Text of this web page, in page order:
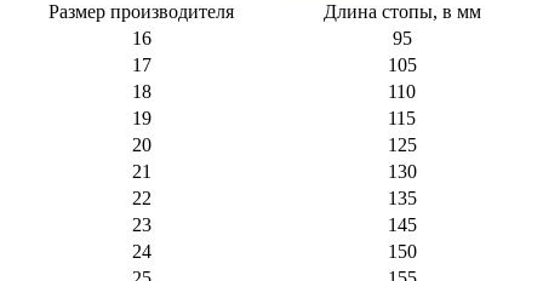
Размер производителя
Длина стопы, в мм
16
95
17
105
18
110
19
115
20
125
21
130
22
135
23
145
24
150